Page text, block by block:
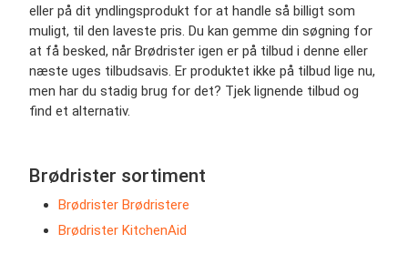
eller på dit yndlingsprodukt for at handle så billigt som
muligt, til den laveste pris. Du kan gemme din søgning for
at få besked, når Brødrister igen er på tilbud i denne eller
næste uges tilbudsavis. Er produktet ikke på tilbud lige nu,
men har du stadig brug for det? Tjek lignende tilbud og
find et alternativ.
Brødrister sortiment
Brødrister Brødristere
Brødrister KitchenAid